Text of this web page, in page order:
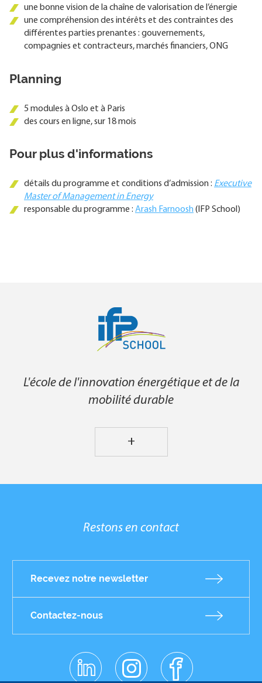
une bonne vision de la chaîne de valorisation de l’énergie
une compréhension des intérêts et des contraintes des
différentes parties prenantes : gouvernements,
compagnies et contracteurs, marchés financiers, ONG
Planning
5 modules à Oslo et à Paris
des cours en ligne, sur 18 mois
Pour plus d'informations
détails du programme et conditions d’admission : Executive
Master of Management in Energy
responsable du programme : Arash Farnoosh (IFP School)
L'école de l'innovation énergétique et de la
mobilité durable
+
Restons en contact
Recevez notre newsletter
Contactez-nous
linkedin
instagr
am
facebo
ok